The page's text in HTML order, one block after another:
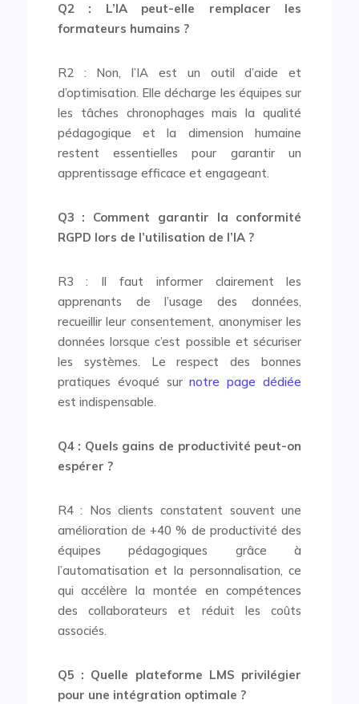
Q2 : L’IA peut-elle remplacer les
formateurs humains ?
R2 : Non, l’IA est un outil d’aide et
d’optimisation. Elle décharge les équipes sur
les tâches chronophages mais la qualité
pédagogique et la dimension humaine
restent essentielles pour garantir un
apprentissage efficace et engageant.
Q3 : Comment garantir la conformité
RGPD lors de l’utilisation de l’IA ?
R3 : Il faut informer clairement les
apprenants de l’usage des données,
recueillir leur consentement, anonymiser les
données lorsque c’est possible et sécuriser
les systèmes. Le respect des bonnes
pratiques évoqué surnotre page dédiée
est indispensable.
Q4 : Quels gains de productivité peut-on
espérer ?
R4 : Nos clients constatent souvent une
amélioration de +40 % de productivité des
équipes pédagogiques grâce à
l’automatisation et la personnalisation, ce
qui accélère la montée en compétences
des collaborateurs et réduit les coûts
associés.
Q5 : Quelle plateforme LMS privilégier
pour une intégration optimale ?